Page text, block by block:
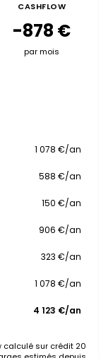
CASHFLOW
-878 €
par mois
1 078 €/an
588 €/an
150 €/an
906 €/an
323 €/an
1 078 €/an
4 123 €/an
calculé sur crédit 20